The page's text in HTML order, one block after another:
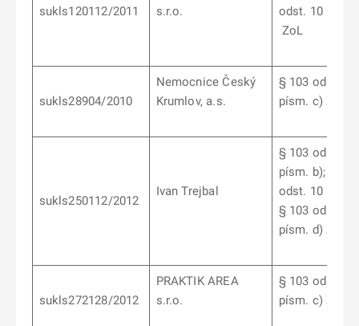
sukls120112/2011
s.r.o.
odst. 10 písm.
ZoL
sukls28904/2010
Nemocnice Český
Krumlov, a.s.
§ 103 odst. 9
písm. c) ZoL
sukls250112/2012
Ivan Trejbal
§ 103 odst. 7
písm. b); § 103
odst. 10 písm.
§ 103 odst. 6
písm. d) ZoL
sukls272128/2012
PRAKTIK AREA
s.r.o.
§ 103 odst. 6
písm. c) ZoL